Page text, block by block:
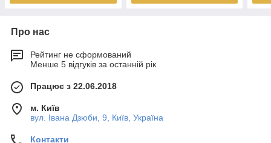
Про нас
Рейтинг не сформований
Менше 5 відгуків за останній рік
Працює з 22.06.2018
м. Київ
вул. Івана Дзюби, 9, Київ, Україна
Контакти